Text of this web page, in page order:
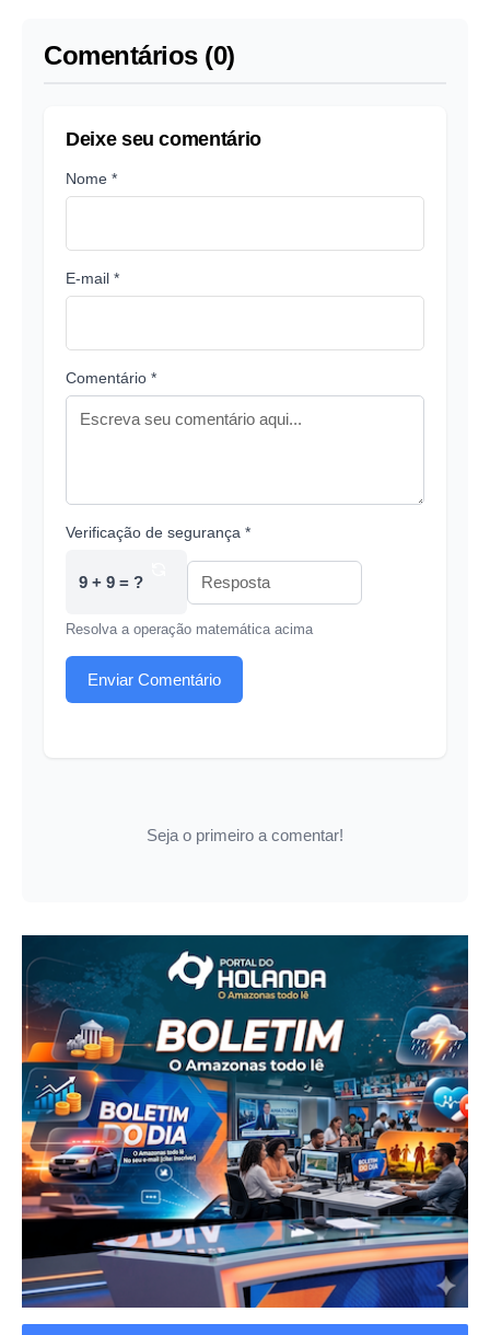
Comentários (0)
Deixe seu comentário
Nome *
E-mail *
Comentário *
Verificação de segurança *
9 + 9 = ?
Resolva a operação matemática acima
Enviar Comentário
Seja o primeiro a comentar!